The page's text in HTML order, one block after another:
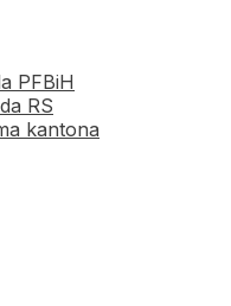
PFBiH
RS
kantona